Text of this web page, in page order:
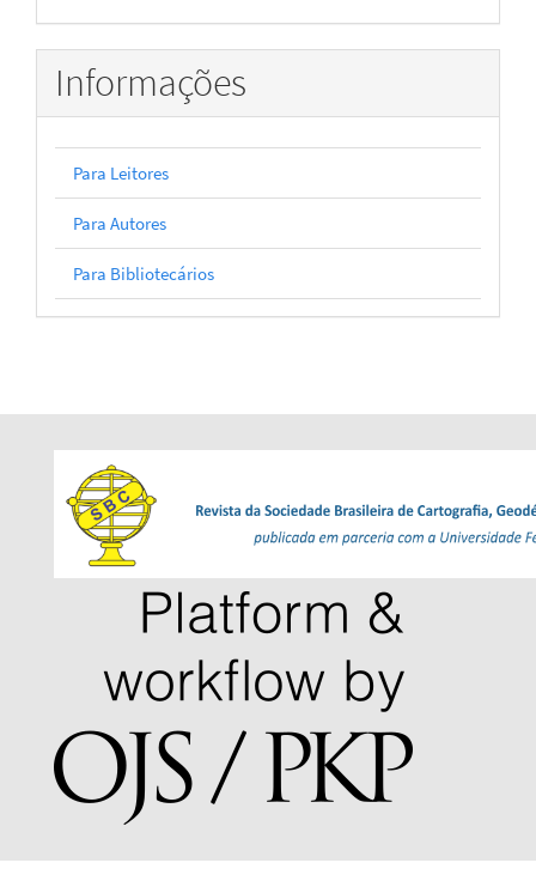
Informações
Para Leitores
Para Autores
Para Bibliotecários